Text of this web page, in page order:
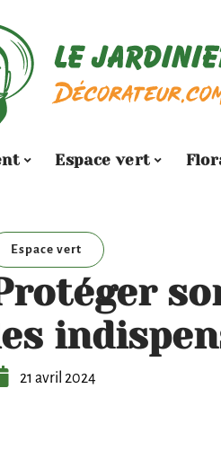
Espace vert
Espace vert
21 avril 2024